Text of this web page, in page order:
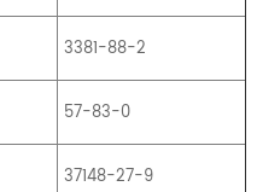
3381-88-2
57-83-0
37148-27-9